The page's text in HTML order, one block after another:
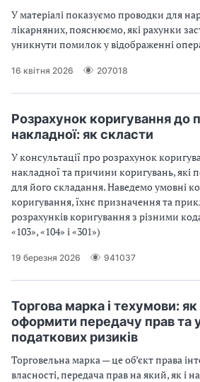
У матеріалі показуємо проводки для
лікарняних, пояснюємо, які рахунки
уникнути помилок у відображенні
16 квітня 2026 207018
Розрахунок коригування до
накладної: як скласти
У консультації про розрахунок
накладної та причини коригувань, які
для його складання. Наведемо умовні
коригування, їхнє призначення та
розрахунків коригування з різними
«103», «104» і «301»)
19 березня 2026 941037
Торгова марка і техумови:
оформити передачу прав та
податкових ризиків
Торговельна марка — це об’єкт права
власності, передача прав на який, як і